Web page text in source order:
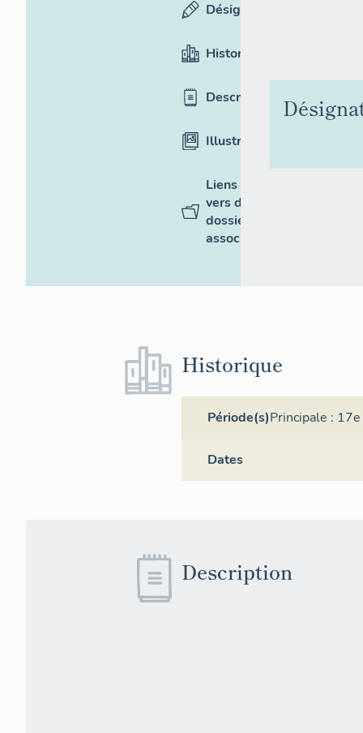
Désignation
Historique
Description
Illustrations
Liens
vers des
dossiers
associés
Historique
Période(s)Principale :
Dates
Description